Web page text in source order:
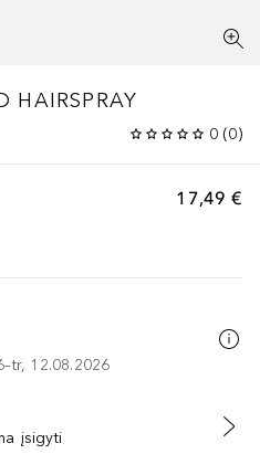
HAIRSPRAY
0 (0)
17,49 €
12.08.2026
KREPŠELĮ
įsigyti